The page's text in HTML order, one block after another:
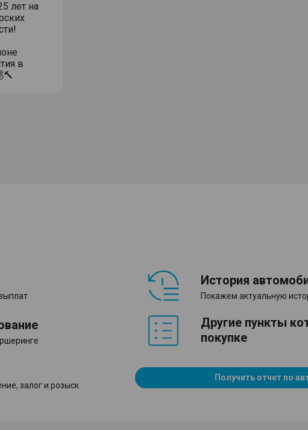
лет на
в
залог и розыск
История
Покажем актуальную
Другие пункты
покупке
Получить отчет по